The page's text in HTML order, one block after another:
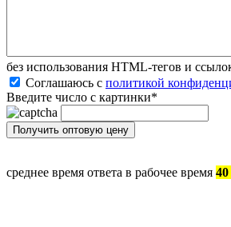
без иcпользования HTML-тегов и
Соглашаюсь с политикой
Введите число с картинки*
среднее время ответа в рабочее время 40